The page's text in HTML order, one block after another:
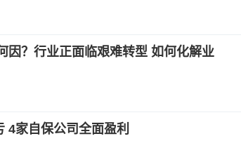
因？行业正面临艰难转型 如何化解业
4家自保公司全面盈利